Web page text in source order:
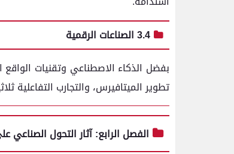
3.4 الصناعات الرقمية
بفضل الذكاء الاصطناعي وتقنيات
تطوير الميتافيرس، والتجارب
الفصل الرابع: آثار التحول الصناعي